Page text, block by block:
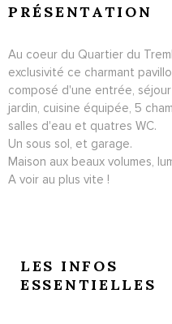
PRÉSENTATION
Au coeur du Quartier du
exclusivité ce charmant
composé d'une entrée,
jardin, cuisine équipée, 5
salles d'eau et quatres WC.
Un sous sol, et garage.
Maison aux beaux volumes,
A voir au plus vite !
LES INFOS
ESSENTIELLES